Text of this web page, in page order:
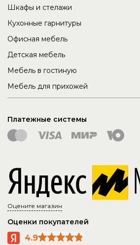
Шкафы и стелажи
Кухонные гарнитуры
Офисная мебель
Детская мебель
Мебель в гостиную
Мебель для прихожей
Платежные системы
Оцените магазин
Оценки покупателей
4.9